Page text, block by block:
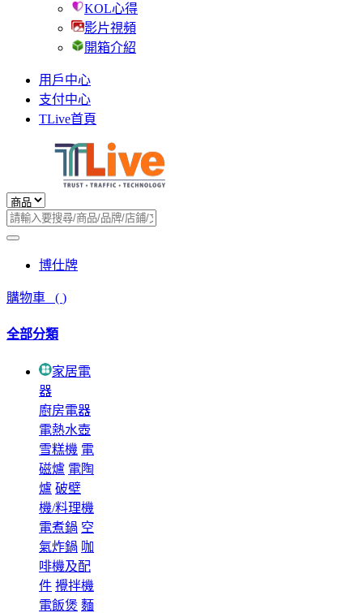
KOL心得
影片視頻
開箱介紹
用戶中心
支付中心
TLive首頁
博仕牌
購物車 ( )
全部分類
家居電
器
廚房電器
電熱水壺
雪糕機 電
磁爐 電陶
爐 破壁
機/料理機
電煮鍋 空
氣炸鍋 咖
啡機及配
件 攪拌機
電飯煲 麵